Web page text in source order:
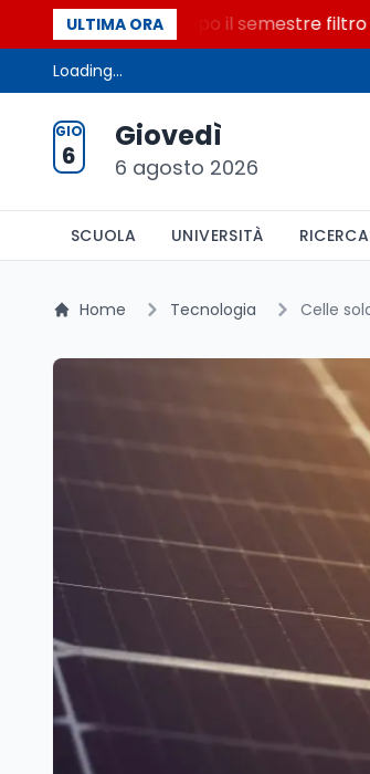
ULTIMA ORA
vacanti dopo il semestre filtro
Loading...
GIO
6
Giovedì
6 agosto 2026
SCUOLA UNIVERSITÀ RICERCA
Home Tecnologia